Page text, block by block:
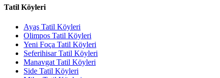
Tatil Köyleri
Ayaş Tatil Köyleri
Olimpos Tatil Köyleri
Yeni Foça Tatil Köyleri
Seferihisar Tatil Köyleri
Manavgat Tatil Köyleri
Side Tatil Köyleri